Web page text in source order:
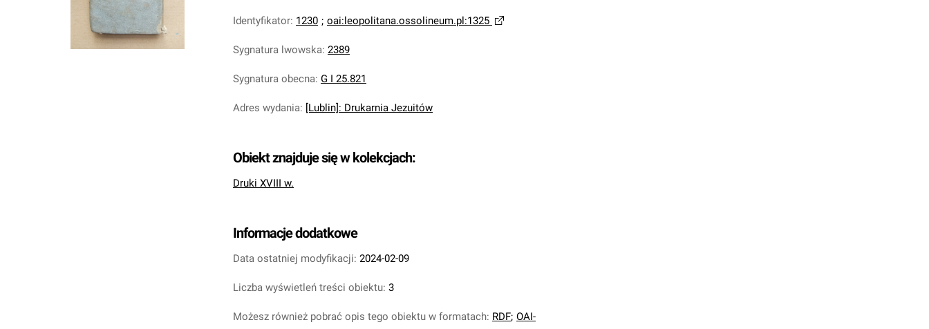
Identyfikator: 1230 ; oai:leopolitana.ossolineum.pl:1325
Sygnatura lwowska: 2389
Sygnatura obecna: G I 25.821
Adres wydania: [Lublin]: Drukarnia Jezuitów
Obiekt znajduje się w kolekcjach:
Druki XVIII w.
Informacje dodatkowe
Data ostatniej modyfikacji: 2024-02-09
Liczba wyświetleń treści obiektu: 3
Możesz również pobrać opis tego obiektu w formatach: RDF; OAI-